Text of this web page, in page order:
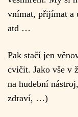
vnímat, přijímat a
atd …
Pak stačí jen
cvičit. Jako vše v
na hudební
zdraví, …)